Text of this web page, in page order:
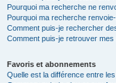
Pourquoi ma recherche ne
Pourquoi ma recherche
Comment puis-je rechercher
Comment puis-je retrouver
Favoris et abonnements
Quelle est la différence entre